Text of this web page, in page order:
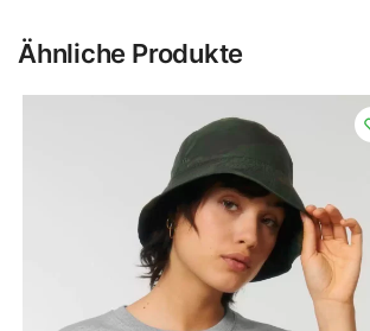
Ähnliche Produkte